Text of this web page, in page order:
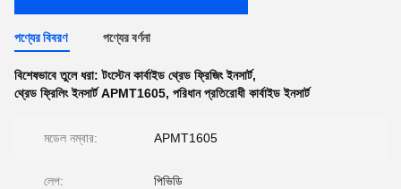
পণ্যের বিবরণ পণ্যের বর্ণনা
বিশেষভাবে তুলে ধরা:টংস্টেন কার্বাইড থ্রেড ফ্রিজিং ইনসার্ট,
থ্রেড ফ্রিলিং ইনসার্ট APMT1605, পরিধান প্রতিরোধী কার্বাইড ইনসার্ট
মডেল নম্বার: APMT1605
লেপ: পিভিডি